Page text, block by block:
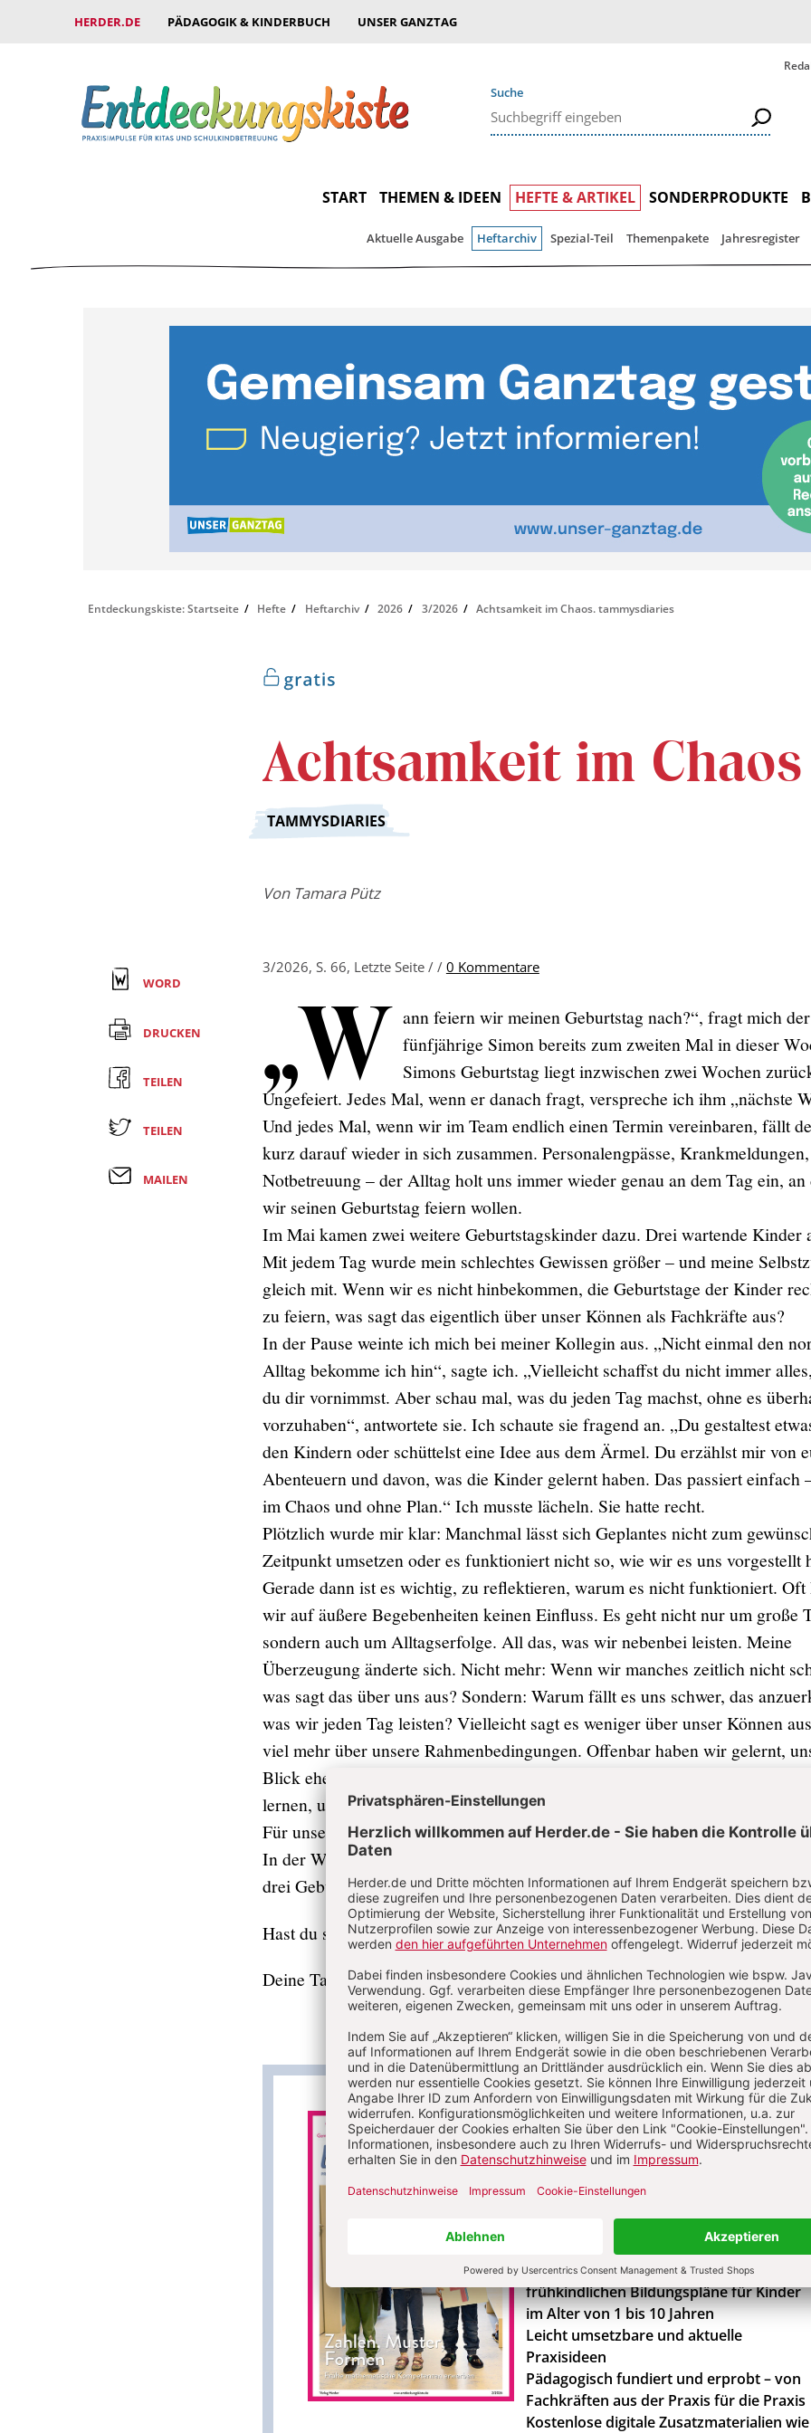
HERDER.DE PÄDAGOGIK & KINDERBUCH UNSER GANZTAG
Suche
START THEMEN & IDEEN HEFTE & ARTIKEL SONDERPRODUKTE
Aktuelle Ausgabe Heftarchiv Spezial-Teil Themenpakete Jahresregister
Entdeckungskiste: Startseite Hefte Heftarchiv 2026 3/2026 Achtsamkeit im Chaos. tammysdiaries
Achtsamkeit im Chaos
:
TAMMYSDIARIES
Von Tamara Pütz
3/2026, S. 66, Letzte Seite / / 0 Kommentare
„W ann feiern wir meinen Geburtstag nach?“, fragt mich der
fünfjährige Simon bereits zum zweiten Mal in dieser
Simons Geburtstag liegt inzwischen zwei Wochen
Ungefeiert. Jedes Mal, wenn er danach fragt, verspreche ich ihm „nächste
Und jedes Mal, wenn wir im Team endlich einen Termin vereinbaren, fällt
kurz darauf wieder in sich zusammen. Personalengpässe, Krankmeldungen,
Notbetreuung – der Alltag holt uns immer wieder genau an dem Tag ein, an
wir seinen Geburtstag feiern wollen.
Im Mai kamen zwei weitere Geburtstagskinder dazu. Drei wartende Kinder
Mit jedem Tag wurde mein schlechtes Gewissen größer – und meine
gleich mit. Wenn wir es nicht hinbekommen, die Geburtstage der Kinder
zu feiern, was sagt das eigentlich über unser Können als Fachkräfte aus?
In der Pause weinte ich mich bei meiner Kollegin aus. „Nicht einmal den
Alltag bekomme ich hin“, sagte ich. „Vielleicht schaffst du nicht immer
du dir vornimmst. Aber schau mal, was du jeden Tag machst, ohne es
vorzuhaben“, antwortete sie. Ich schaute sie fragend an. „Du gestaltest
den Kindern oder schüttelst eine Idee aus dem Ärmel. Du erzählst mir von
Abenteuern und davon, was die Kinder gelernt haben. Das passiert einfach
im Chaos und ohne Plan.“ Ich musste lächeln. Sie hatte recht.
Plötzlich wurde mir klar: Manchmal lässt sich Geplantes nicht zum
Zeitpunkt umsetzen oder es funktioniert nicht so, wie wir es uns vorgestellt
Gerade dann ist es wichtig, zu reflektieren, warum es nicht funktioniert. Oft
wir auf äußere Begebenheiten keinen Einfluss. Es geht nicht nur um große
sondern auch um Alltagserfolge. All das, was wir nebenbei leisten. Meine
Überzeugung änderte sich. Nicht mehr: Wenn wir manches zeitlich nicht
was sagt das über uns aus? Sondern: Warum fällt es uns schwer, das
was wir jeden Tag leisten? Vielleicht sagt es weniger über unser Können
viel mehr über unsere Rahmenbedingungen. Offenbar haben wir gelernt,
Blick eher auf das Fehlende zu richten statt auf das Gelingende. Also: Wir
lernen, unsere Alltagserfolge wahrzunehmen und wertzuschätzen. Für uns
Für unser Team. Und für die Kinder.
In der Woche darauf veranstalteten wir übrigens eine gemeinsame Party
drei Geburtstagskinder. Und dabei habe ich dieses Mal auch mich selbst
Hast du so etwas auch schon einmal erlebt? Falls ja, schreibe mir!
Deine Tammy
Die
Entdeckungskiste
Abo
6 Ausgaben pro Jahr
Impulse für die Umsetzung der
frühkindlichen Bildungspläne für Kinder
im Alter von 1 bis 10 Jahren
Leicht umsetzbare und aktuelle
Praxisideen
Pädagogisch fundiert und erprobt – von
Fachkräften aus der Praxis für die Praxis
Kostenlose digitale Zusatzmaterialien wie
WORD
DRUCKEN
TEILEN
TEILEN
MAILEN